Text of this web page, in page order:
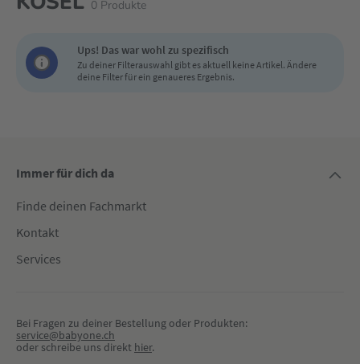
0Produkte
Ups! Das war wohl zu spezifisch
Zu deiner Filterauswahl gibt es aktuell keine Artikel. Ändere
deine Filter für ein genaueres Ergebnis.
Immer für dich da
Finde deinen Fachmarkt
Kontakt
Services
Bei Fragen zu deiner Bestellung oder Produkten:
service@babyone.ch
oder schreibe uns direkt hier.